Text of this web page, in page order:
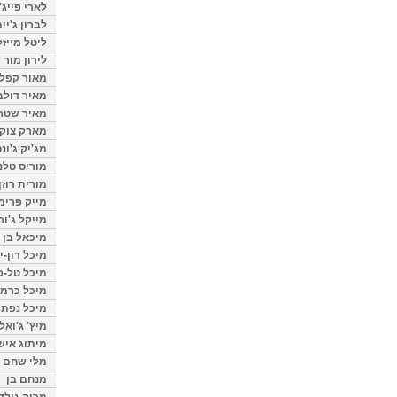
לארי פייג'
לברון
ליטל
לירון מור
מאור
מאיר
מאיר
מארק
מג'יק
מוריס
מורית
מייק
מייקל
מיכאל
מיכל דון-
מיכל
מיכל
מיכל
מיץ' ג'ואל
מיתוג
מלי שחם
מנחם בן